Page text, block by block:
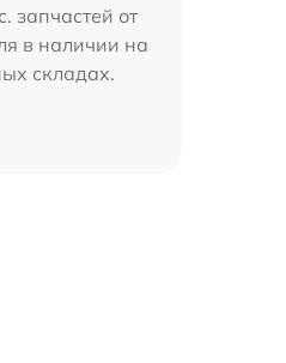
запчастей от
в наличии на
складах.